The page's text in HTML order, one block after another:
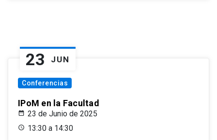
23 JUN
Conferencias
IPoM en la Facultad
23 de Junio de 2025
13:30 a 14:30